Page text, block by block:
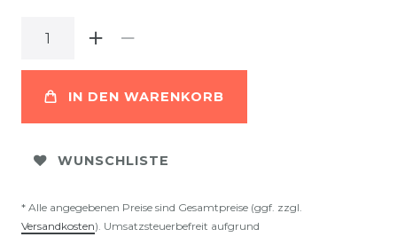
IN DEN WARENKORB
WUNSCHLISTE
* Alle angegebenen Preise sind Gesamtpreise (ggf. zzgl.
Versandkosten). Umsatzsteuerbefreit aufgrund